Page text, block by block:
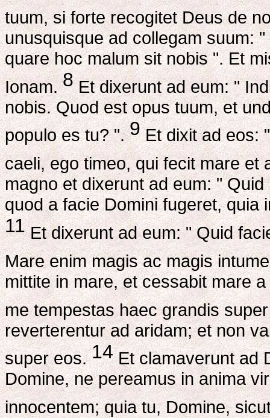
tuum, si forte recogitet Deus de
unusquisque ad collegam suum:
quare hoc malum sit nobis ". Et
Ionam.8Et dixerunt ad eum: "
nobis. Quod est opus tuum, et
populo es tu? ".9Et dixit ad eos:
caeli, ego timeo, qui fecit mare et
magno et dixerunt ad eum: "
quod a facie Domini fugeret, quia
11Et dixerunt ad eum: " Quid
Mare enim magis ac magis
mittite in mare, et cessabit mare
me tempestas haec grandis
reverterentur ad aridam; et non
super eos. 14Et clamaverunt ad
Domine, ne pereamus in anima
innocentem; quia tu, Domine,